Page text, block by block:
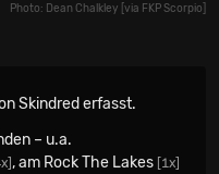
Photo: Dean Chalkley [via FKP Scorpio]
Skindred erfasst.
– u.a.
, am Rock The Lakes [1x]